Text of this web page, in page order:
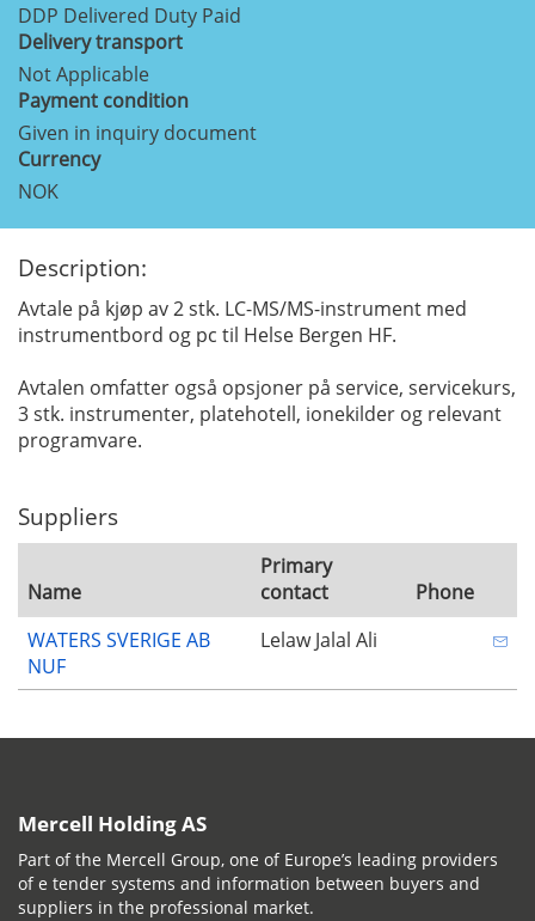
DDP Delivered Duty Paid
Delivery transport
Not Applicable
Payment condition
Given in inquiry document
Currency
NOK
Description:
Avtale på kjøp av 2 stk. LC-MS/MS-instrument med
instrumentbord og pc til Helse Bergen HF.
Avtalen omfatter også opsjoner på service, servicekurs,
3 stk. instrumenter, platehotell, ionekilder og relevant
programvare.
Suppliers
Name
Primary
contact
Phone
WATERS SVERIGE AB
NUF
Lelaw Jalal Ali
Mercell Holding AS
Part of the Mercell Group, one of Europe’s leading providers
of e tender systems and information between buyers and
suppliers in the professional market.